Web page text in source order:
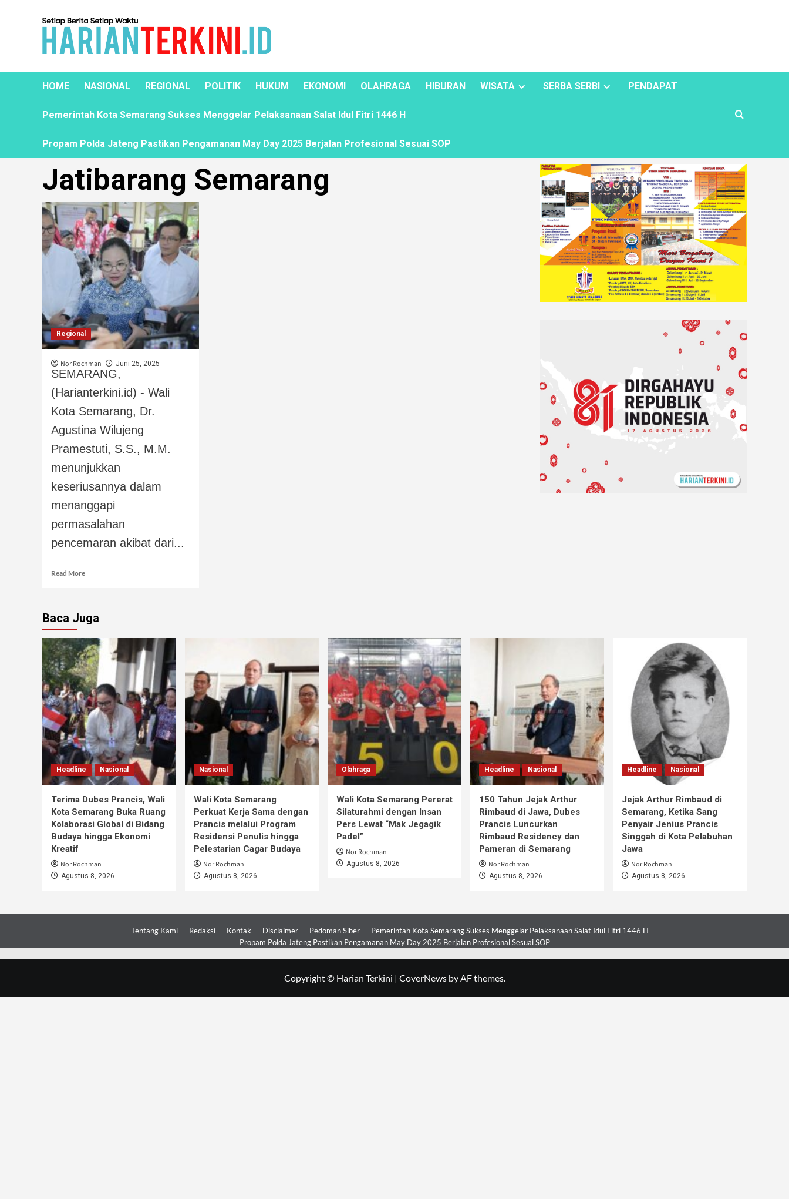
HOME NASIONAL REGIONAL POLITIK HUKUM EKONOMI OLAHRAGA HIBURAN WISATA SERBA SERBI PENDAPAT
Pemerintah Kota Semarang Sukses Menggelar Pelaksanaan Salat Idul Fitri 1446 H
Propam Polda Jateng Pastikan Pengamanan May Day 2025 Berjalan Profesional Sesuai SOP
Jatibarang Semarang
Regional
Nor Rochman Juni 25, 2025
SEMARANG,
(Harianterkini.id) - Wali
Kota Semarang, Dr.
Agustina Wilujeng
Pramestuti, S.S., M.M.
menunjukkan
keseriusannya dalam
menanggapi
permasalahan
pencemaran akibat dari...
Read More
Baca Juga
Headline Nasional
Terima Dubes Prancis, Wali
Kota Semarang Buka Ruang
Kolaborasi Global di Bidang
Budaya hingga Ekonomi
Kreatif
Nor Rochman
Agustus 8, 2026
Nasional
Wali Kota Semarang
Perkuat Kerja Sama dengan
Prancis melalui Program
Residensi Penulis hingga
Pelestarian Cagar Budaya
Nor Rochman
Agustus 8, 2026
Olahraga
Wali Kota Semarang Pererat
Silaturahmi dengan Insan
Pers Lewat “Mak Jegagik
Padel”
Nor Rochman
Agustus 8, 2026
Headline Nasional
150 Tahun Jejak Arthur
Rimbaud di Jawa, Dubes
Prancis Luncurkan
Rimbaud Residency dan
Pameran di Semarang
Nor Rochman
Agustus 8, 2026
Headline Nasional
Jejak Arthur Rimbaud di
Semarang, Ketika Sang
Penyair Jenius Prancis
Singgah di Kota Pelabuhan
Jawa
Nor Rochman
Agustus 8, 2026
Tentang Kami Redaksi Kontak Disclaimer Pedoman Siber
Pemerintah Kota Semarang Sukses Menggelar Pelaksanaan Salat Idul Fitri 1446 H
Propam Polda Jateng Pastikan Pengamanan May Day 2025 Berjalan Profesional Sesuai SOP
Copyright © Harian Terkini | CoverNewsby AF themes.